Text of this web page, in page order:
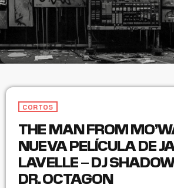
CORTOS
THE MAN FROM
NUEVA PELÍCULA DE
LAVELLE – DJ
DR. OCTAGON